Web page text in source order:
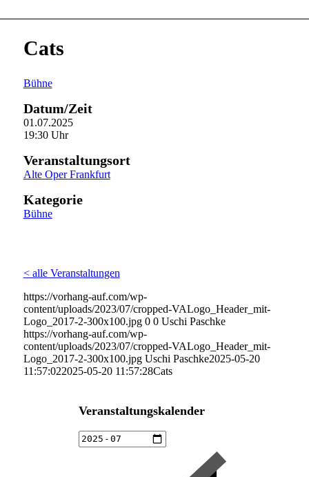
Cats
Bühne
Datum/Zeit
01.07.2025
19:30 Uhr
Veranstaltungsort
Alte Oper Frankfurt
Kategorie
Bühne
< alle Veranstaltungen
https://vorhang-auf.com/wp-
content/uploads/2023/07/cropped-VALogo_Header_mit-
Logo_2017-2-300x100.jpg 0 0 Uschi Paschke
https://vorhang-auf.com/wp-
content/uploads/2023/07/cropped-VALogo_Header_mit-
Logo_2017-2-300x100.jpg Uschi Paschke2025-05-20
11:57:022025-05-20 11:57:28Cats
Veranstaltungskalender